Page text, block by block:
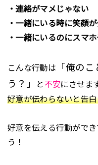
・連絡がマメじゃない
・一緒にいる時に笑顔
・一緒にいるのにスマ
こんな行動は
「俺の
う？」
と不安にさせま
好意が伝わらないと告
好意を伝える行動がで
う！